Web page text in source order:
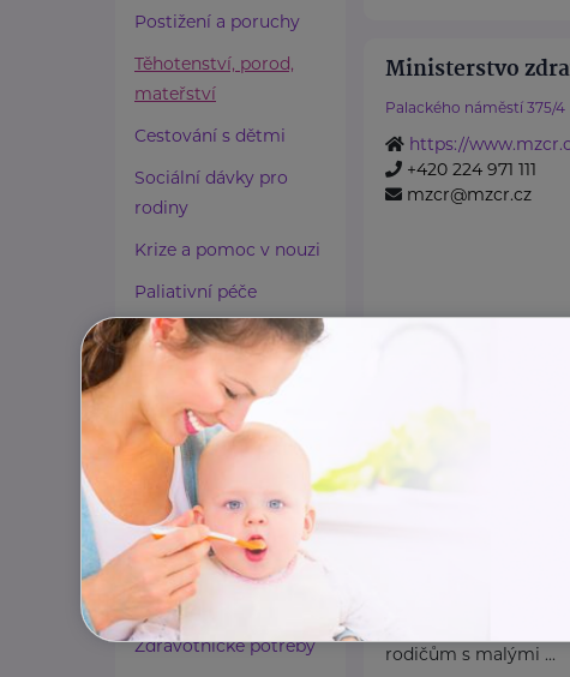
Postižení a poruchy
Těhotenství, porod,
mateřství
Cestování s dětmi
Sociální dávky pro
rodiny
Krize a pomoc v nouzi
Paliativní péče
Rady a tipy
Harmonie duše a těla
Zaměstnávání osob ze
zdravotním
postižením
Lázeňství a wellness
Zdravé spaní a sezení
Zdravé obutí
Zdravotnické potřeby
Ministerstvo
Palackého náměstí 375/4
https://
+420 224 971 111
mzcr@mzcr.cz
Obecně
Obecně prospěšná
rodičům s malými ...